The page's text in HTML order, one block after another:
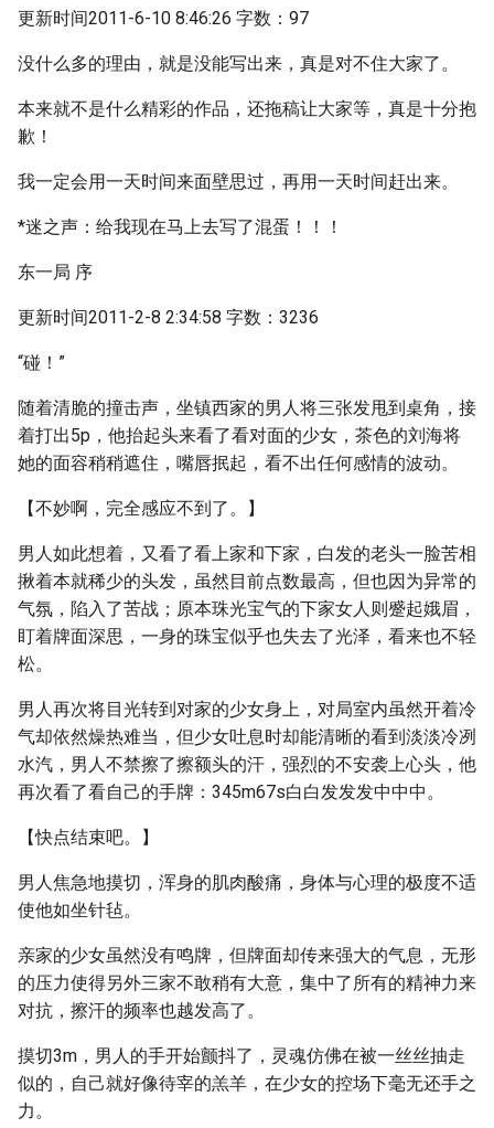
更新时间2011-6-10 8:46:26 字数：97
没什么多的理由，就是没能写出来，真是对不住大家了。
本来就不是什么精彩的作品，还拖稿让大家等，真是十分抱
歉！
我一定会用一天时间来面壁思过，再用一天时间赶出来。
*迷之声：给我现在马上去写了混蛋！！！
东一局 序
更新时间2011-2-8 2:34:58 字数：3236
“碰！”
随着清脆的撞击声，坐镇西家的男人将三张发甩到桌角，接
着打出5p，他抬起头来看了看对面的少女，茶色的刘海将
她的面容稍稍遮住，嘴唇抿起，看不出任何感情的波动。
【不妙啊，完全感应不到了。】
男人如此想着，又看了看上家和下家，白发的老头一脸苦相
揪着本就稀少的头发，虽然目前点数最高，但也因为异常的
气氛，陷入了苦战；原本珠光宝气的下家女人则蹙起娥眉，
盯着牌面深思，一身的珠宝似乎也失去了光泽，看来也不轻
松。
男人再次将目光转到对家的少女身上，对局室内虽然开着冷
气却依然燥热难当，但少女吐息时却能清晰的看到淡淡冷冽
水汽，男人不禁擦了擦额头的汗，强烈的不安袭上心头，他
再次看了看自己的手牌：345m67s白白发发发中中中。
【快点结束吧。】
男人焦急地摸切，浑身的肌肉酸痛，身体与心理的极度不适
使他如坐针毡。
亲家的少女虽然没有鸣牌，但牌面却传来强大的气息，无形
的压力使得另外三家不敢稍有大意，集中了所有的精神力来
对抗，擦汗的频率也越发高了。
摸切3m，男人的手开始颤抖了，灵魂仿佛在被一丝丝抽走
似的，自己就好像待宰的羔羊，在少女的控场下毫无还手之
力。